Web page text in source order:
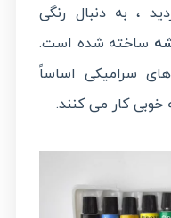
، به دنبال رنگی
ساخته شده است.
های سرامیکی اساساً
کار می کنند.